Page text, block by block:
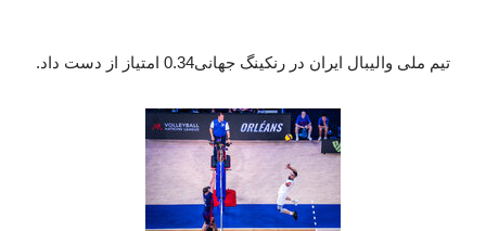
تیم ملی والیبال ایران در رنکینگ جهانی0.34 امتیاز از دست داد.